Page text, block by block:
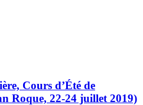
Cours d’Été de
Roque, 22-24 juillet 2019)